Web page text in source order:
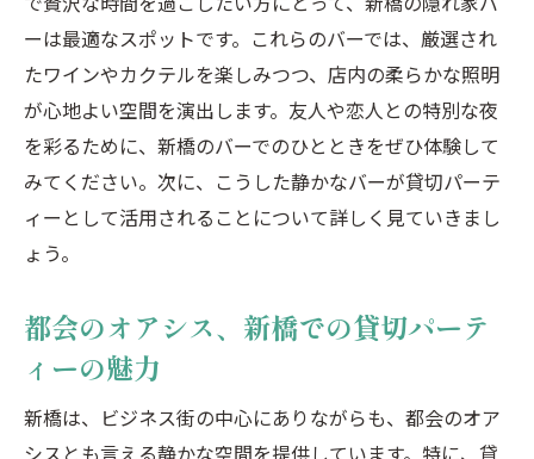
を
虎ノ門の魅力ある貸切スペースでのイベン
ト
プライベートに楽しむ虎ノ門の貸切パーテ
ィー
虎ノ門で感じる歴史とモダンの融合
い出を
洗練された汐留で特別な貸切パーティーを演出
汐留の夜景を楽しむ贅沢なパーティー
モダンな汐留で洗練された貸切イベント
ーは最適なスポットです。これらのバーでは、厳選され
たワインやカクテルを楽しみつつ、店内の柔らかな照明
が心地よい空間を演出します。友人や恋人との特別な夜
を彩るために、新橋のバーでのひとときをぜひ体験して
みてください。次に、こうした静かなバーが貸切パーテ
ィーとして活用されることについて詳しく見ていきまし
ょう。
都会のオアシス、新橋での貸切パーテ
ィーの魅力
新橋は、ビジネス街の中心にありながらも、都会のオア
シスとも言える静かな空間を提供しています。特に、貸